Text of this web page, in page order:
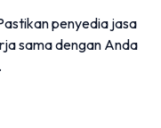
penyedia jasa
sama dengan Anda